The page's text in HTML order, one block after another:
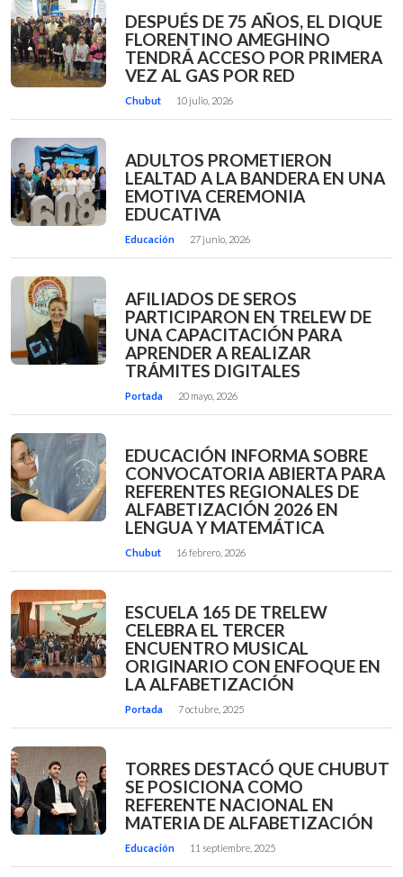
DESPUÉS DE 75 AÑOS, EL DIQUE
FLORENTINO AMEGHINO
TENDRÁ ACCESO POR PRIMERA
VEZ AL GAS POR RED
Chubut 10 julio, 2026
ADULTOS PROMETIERON
LEALTAD A LA BANDERA EN UNA
EMOTIVA CEREMONIA
EDUCATIVA
Educación 27 junio, 2026
AFILIADOS DE SEROS
PARTICIPARON EN TRELEW DE
UNA CAPACITACIÓN PARA
APRENDER A REALIZAR
TRÁMITES DIGITALES
Portada 20 mayo, 2026
EDUCACIÓN INFORMA SOBRE
CONVOCATORIA ABIERTA PARA
REFERENTES REGIONALES DE
ALFABETIZACIÓN 2026 EN
LENGUA Y MATEMÁTICA
Chubut 16 febrero, 2026
ESCUELA 165 DE TRELEW
CELEBRA EL TERCER
ENCUENTRO MUSICAL
ORIGINARIO CON ENFOQUE EN
LA ALFABETIZACIÓN
Portada 7 octubre, 2025
TORRES DESTACÓ QUE CHUBUT
SE POSICIONA COMO
REFERENTE NACIONAL EN
MATERIA DE ALFABETIZACIÓN
Educación 11 septiembre, 2025